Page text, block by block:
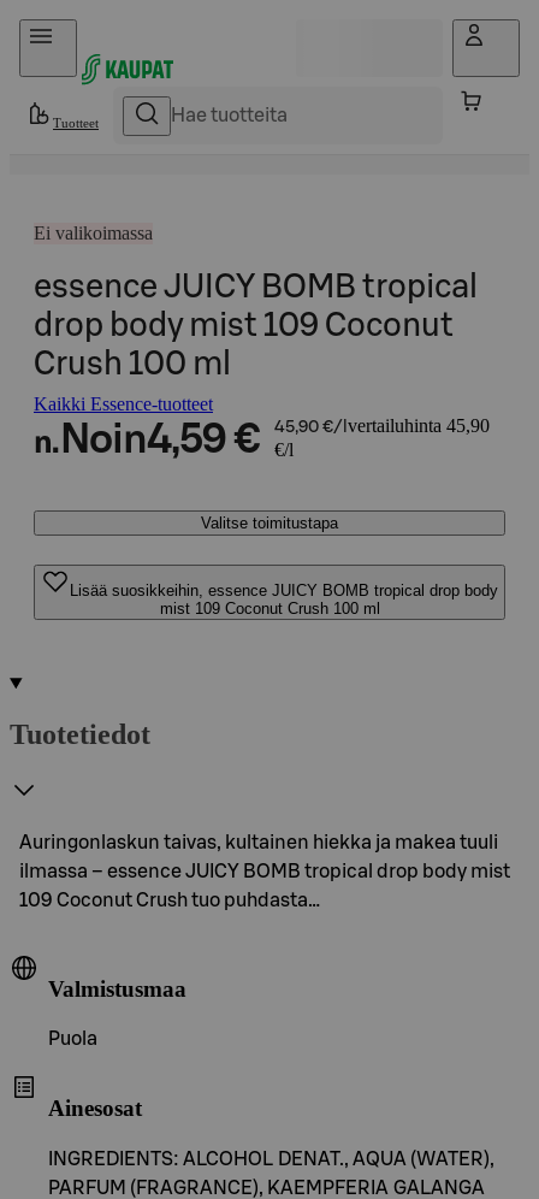
Hyppää sisältöön
Tuotteet
Ei valikoimassa
essence JUICY BOMB tropical
drop body mist 109 Coconut
Crush 100 ml
Kaikki Essence-tuotteet
n. Noin4,59 € 45,90 €/l vertailuhinta 45,90
€/l
Valitse toimitustapa
Lisää suosikkeihin, essence JUICY BOMB tropical drop body
mist 109 Coconut Crush 100 ml
Tuotetiedot
Auringonlaskun taivas, kultainen hiekka ja makea tuuli
ilmassa – essence JUICY BOMB tropical drop body mist
109 Coconut Crush tuo puhdasta…
Valmistusmaa
Puola
Ainesosat
INGREDIENTS: ALCOHOL DENAT., AQUA (WATER),
PARFUM (FRAGRANCE), KAEMPFERIA GALANGA